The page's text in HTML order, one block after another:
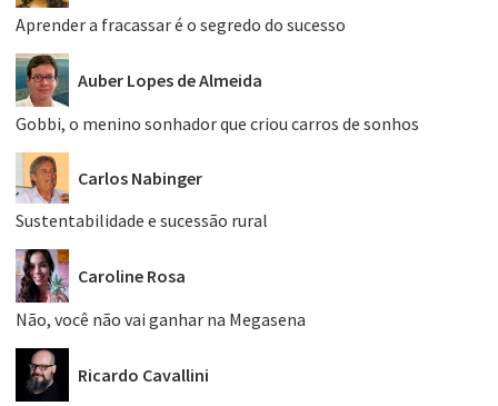
Aprender a fracassar é o segredo do sucesso
Auber Lopes de Almeida
Gobbi, o menino sonhador que criou carros de sonhos
Carlos Nabinger
Sustentabilidade e sucessão rural
Caroline Rosa
Não, você não vai ganhar na Megasena
Ricardo Cavallini